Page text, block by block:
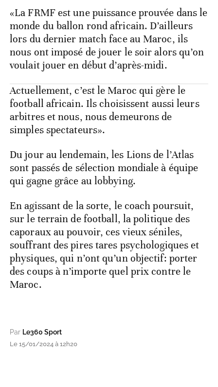
«La FRMF est une puissance prouvée dans le
monde du ballon rond africain. D’ailleurs
lors du dernier match face au Maroc, ils
nous ont imposé de jouer le soir alors qu’on
voulait jouer en début d’après-midi.
Actuellement, c’est le Maroc qui gère le
football africain. Ils choisissent aussi leurs
arbitres et nous, nous demeurons de
simples spectateurs».
Du jour au lendemain, les Lions de l’Atlas
sont passés de sélection mondiale à équipe
qui gagne grâce au lobbying.
En agissant de la sorte, le coach poursuit,
sur le terrain de football, la politique des
caporaux au pouvoir, ces vieux séniles,
souffrant des pires tares psychologiques et
physiques, qui n’ont qu’un objectif: porter
des coups à n’importe quel prix contre le
Maroc.
Par Le360 Sport
Le 15/01/2024 à 12h20